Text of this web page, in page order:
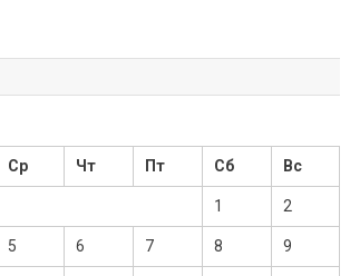
Ср Чт Пт Сб Вс
1 2
5 6 7 8 9